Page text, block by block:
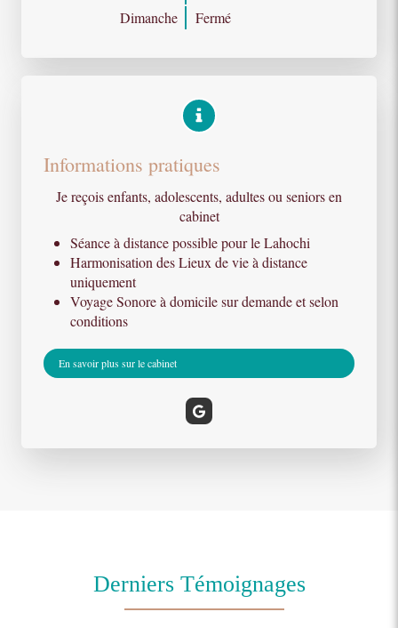
Dimanche
Fermé
Informations pratiques
Je reçois enfants, adolescents, adultes ou seniors en
cabinet
Séance à distance possible pour le Lahochi
Harmonisation des Lieux de vie à distance
uniquement
Voyage Sonore à domicile sur demande et selon
conditions
En savoir plus sur le cabinet
Derniers Témoignages